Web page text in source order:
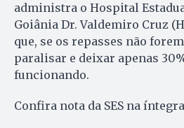
administra o Hospital
Goiânia Dr. Valdemiro Cruz
que, se os repasses não
paralisar e deixar apenas
funcionando.
Confira nota da SES na